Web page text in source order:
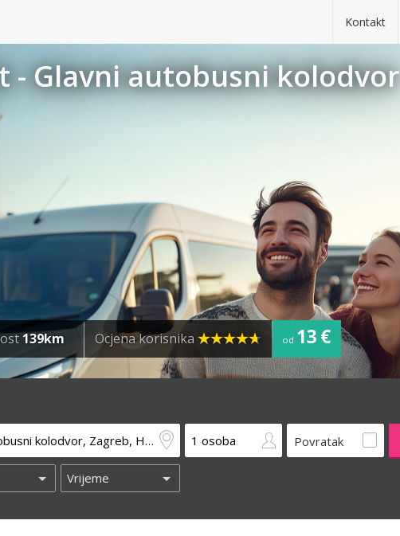
Kontakt
- Glavni autobusni kolodvor
139km Ocjena korisnika od 13 €
Povratak